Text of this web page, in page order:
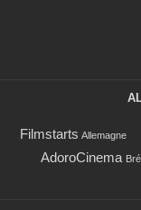
Filmstarts Allemagne
AdoroCinema